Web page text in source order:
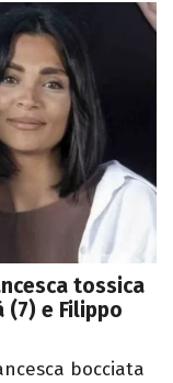
tossica
e Filippo
bocciata